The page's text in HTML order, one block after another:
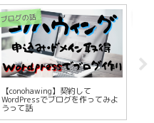
ブログの話
【conohawing】契約して
WordPressでブログを作ってみよ
うって話